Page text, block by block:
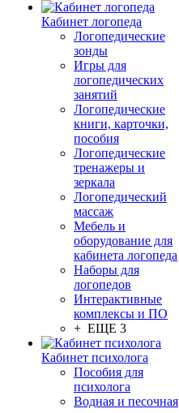
Кабинет логопеда
Логопедические
зонды
Игры для
логопедических
занятий
Логопедические
книги, карточки,
пособия
Логопедические
тренажеры и
зеркала
Логопедический
массаж
Мебель и
оборудование для
кабинета логопеда
Наборы для
логопедов
Интерактивные
комплексы и ПО
+ ЕЩЕ 3
Кабинет психолога
Пособия для
психолога
Водная и песочная